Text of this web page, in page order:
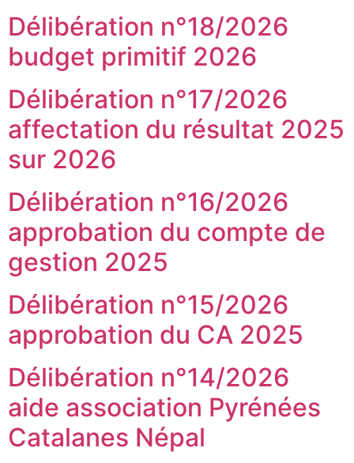
Délibération n°18/2026
budget primitif 2026
Délibération n°17/2026
affectation du résultat 2025
sur 2026
Délibération n°16/2026
approbation du compte de
gestion 2025
Délibération n°15/2026
approbation du CA 2025
Délibération n°14/2026
aide association Pyrénées
Catalanes Népal